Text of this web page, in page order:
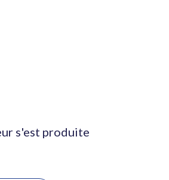
s'est produite